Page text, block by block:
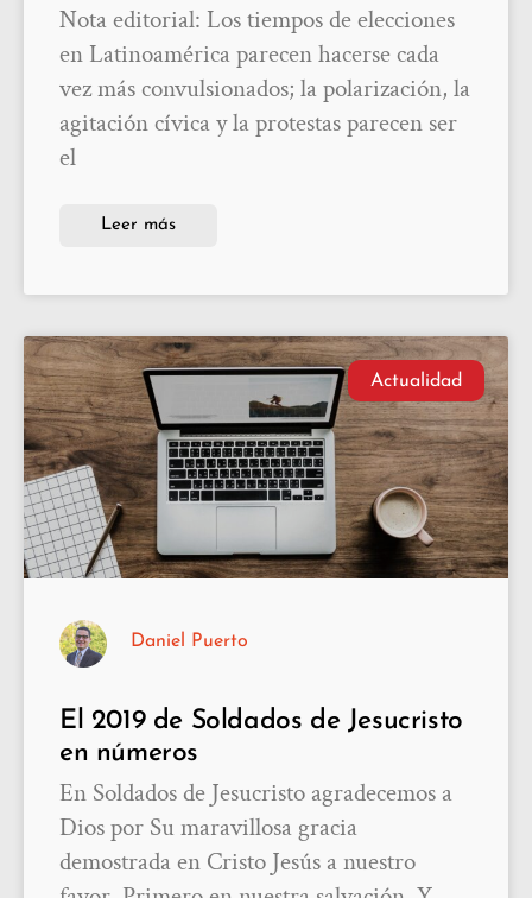
Nota editorial: Los tiempos de elecciones
en Latinoamérica parecen hacerse cada
vez más convulsionados; la polarización, la
agitación cívica y la protestas parecen ser
el
Leer más
Actualidad
El 2019 de Soldados de Jesucristo
en números
En Soldados de Jesucristo agradecemos a
Dios por Su maravillosa gracia
demostrada en Cristo Jesús a nuestro
Daniel Puerto